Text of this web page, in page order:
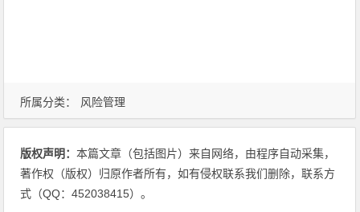
所属分类： 风险管理
版权声明：本篇文章（包括图片）来自网络，由程序自动采集，
著作权（版权）归原作者所有，如有侵权联系我们删除，联系方
式（QQ：452038415）。